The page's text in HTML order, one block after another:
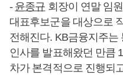
- 윤종규 회장이 연말 임
대표후보군을 대상으로
전해진다. KB금융지주는
인사를 발표해왔던 만큼
차가 본격적으로 진행되